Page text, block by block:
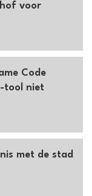
voor
Code
tool niet
met de stad